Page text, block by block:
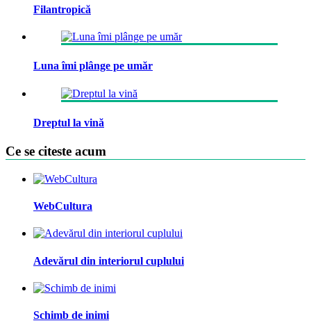
Filantropică
Luna îmi plânge pe umăr
Dreptul la vină
Ce se citeste acum
WebCultura
Adevărul din interiorul cuplului
Schimb de inimi